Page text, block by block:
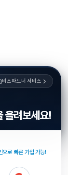
비즈파트너 서비스
올려보세요!
으로 빠른 가입 가능!